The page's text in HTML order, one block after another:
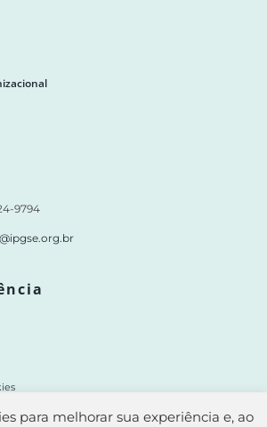
9794
para melhorar sua experiência e, ao